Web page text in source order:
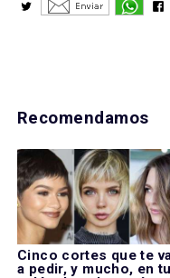
Recomendamos
Cinco cortes que te
a pedir, y mucho, en tu